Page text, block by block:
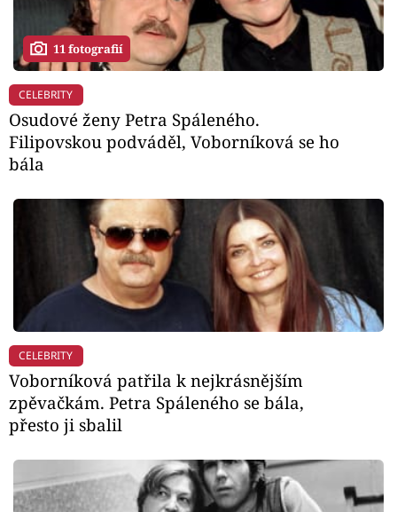
11 fotografií
CELEBRITY
Osudové ženy Petra Spáleného.
Filipovskou podváděl, Voborníková se ho
bála
CELEBRITY
Voborníková patřila k nejkrásnějším
zpěvačkám. Petra Spáleného se bála,
přesto ji sbalil